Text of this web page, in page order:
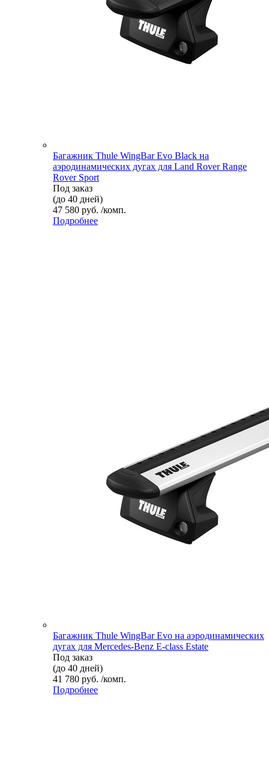
Багажник Thule WingBar Evo Black на
аэродинамических дугах для Land Rover Range
Rover Sport
Под заказ
(до 40 дней)
47 580 руб. /комп.
Подробнее
Багажник Thule WingBar Evo на аэродинамических
дугах для Mercedes-Benz E-class Estate
Под заказ
(до 40 дней)
41 780 руб. /комп.
Подробнее